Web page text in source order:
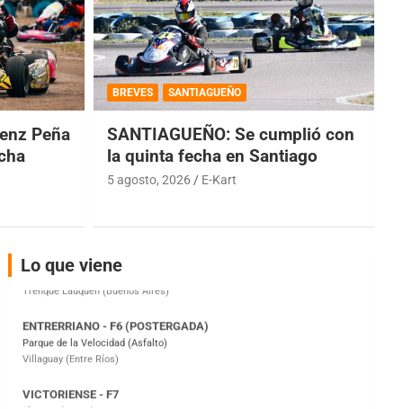
Peña
BREVES SANTIAGUEÑO
SANTIAGUEÑO: Se cumplió con
la quinta fecha en Santiago
5 agosto, 2026 E-Kart
Lo que viene
COBERTURA ESPECIAL DE E-KART.COM.AR
08/09-AGO
IAME SERIES ARGENTINA 6
Ramiro Tot (Asfalto)
Baradero (Buenos Aires)
Parque de la Velocidad (Asfalto)
El Cerro (Tierra)
Victoria (Entre Ríos)
Moto Club Reginense (Tierra)